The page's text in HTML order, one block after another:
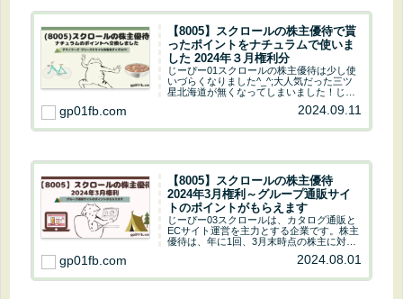
【8005】スクロールの株主優待で貰
ったポイントをナチュラムで使いま
した 2024年３月権利分
じーぴー01スクロールの株主優待は少し使
いづらくなりました^_^;大人気だった三ツ
星北海道が無くなってしまいました！じー
ぴー03グルメ系が無くなったのは痛いです
ね！！ヤフーファイナンスでスクロールを
gp01fb.com 2024.09.11
【8005】スクロールの株主優待
2024年3月権利～グループ通販サイ
トのポイントがもらえます
じーぴー03スクロールは、カタログ通販と
ECサイト運営を主力とする企業です。株主
優待は、年に1回、3月末時点の株主に対し
て実施されます。優待内容は、保有株数と
継続保有期間に応じて、専用WEBサイトで
gp01fb.com 2024.08.01